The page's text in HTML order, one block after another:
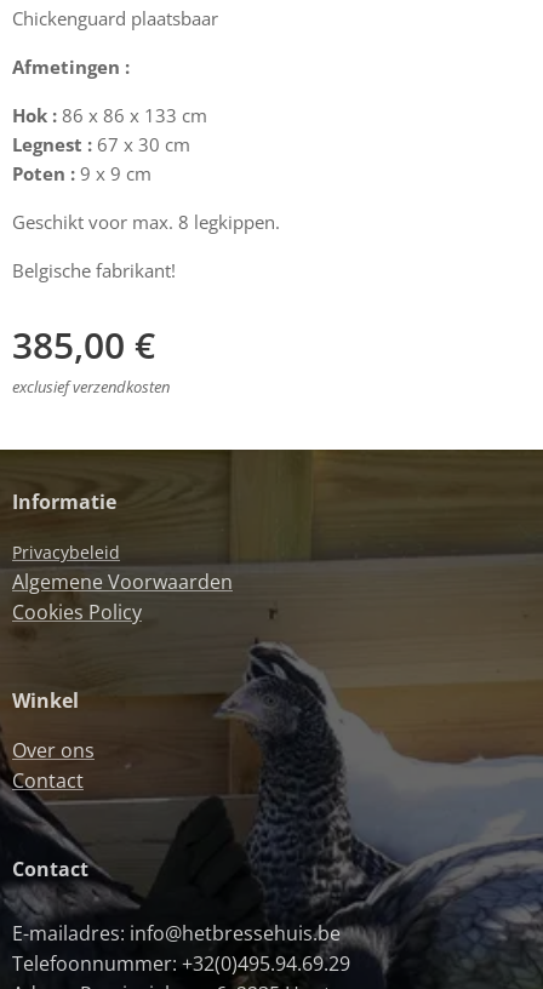
Chickenguard plaatsbaar
Afmetingen :
Hok : 86 x 86 x 133 cm
Legnest : 67 x 30 cm
Poten : 9 x 9 cm
Geschikt voor max. 8 legkippen.
Belgische fabrikant!
385,00 €
exclusief verzendkosten
Informatie
Privacybeleid
Algemene Voorwaarden
Cookies Policy
Winkel
Over ons
Contact
Contact
E-mailadres: info@hetbressehuis.be
Telefoonnummer: +32(0)495.94.69.29